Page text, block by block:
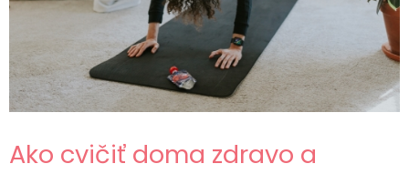
Ako cvičiť doma zdravo a